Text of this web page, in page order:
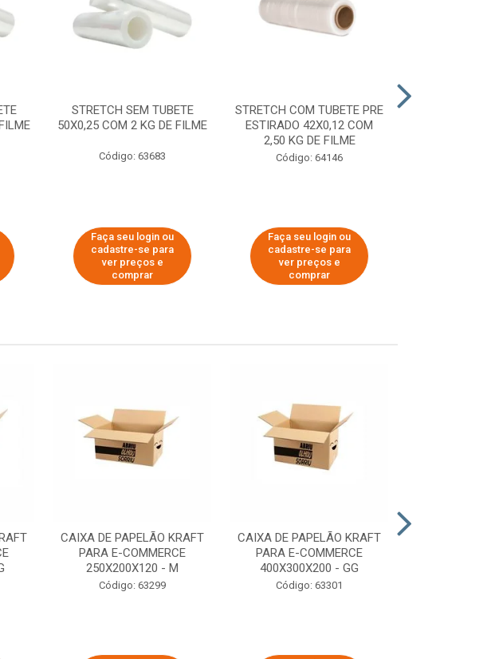
STRETCH SEM TUBETE
50X0,25 COM 2 KG DE FILME
Código: 63683
Faça seu login ou
cadastre-se para
ver preços e
comprar
STRETCH COM TUBETE PRE
ESTIRADO 42X0,12 COM
2,50 KG DE FILME
Código: 64146
Faça seu login ou
cadastre-se para
ver preços e
comprar
CAIXA DE PAPELÃO KRAFT
PARA E-COMMERCE
250X200X120 - M
Código: 63299
CAIXA DE PAPELÃO KRAFT
PARA E-COMMERCE
400X300X200 - GG
Código: 63301